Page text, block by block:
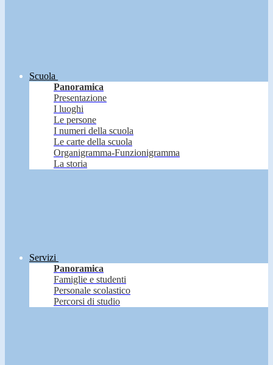
Scuola
Panoramica
Presentazione
I luoghi
Le persone
I numeri della scuola
Le carte della scuola
Organigramma-Funzionigramma
La storia
Servizi
Panoramica
Famiglie e studenti
Personale scolastico
Percorsi di studio